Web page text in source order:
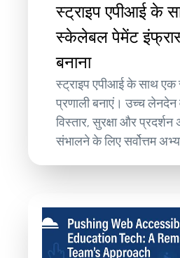
स्ट्राइप एपीआई के
स्केलेबल पेमेंट
बनाना
स्ट्राइप एपीआई के साथ
प्रणाली बनाएं। उच्च लेनदेन
विस्तार, सुरक्षा और
संभालने के लिए सर्वोत्तम